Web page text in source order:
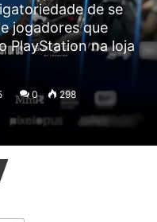
de se
jogadores que
PlayStation na loja
0 298